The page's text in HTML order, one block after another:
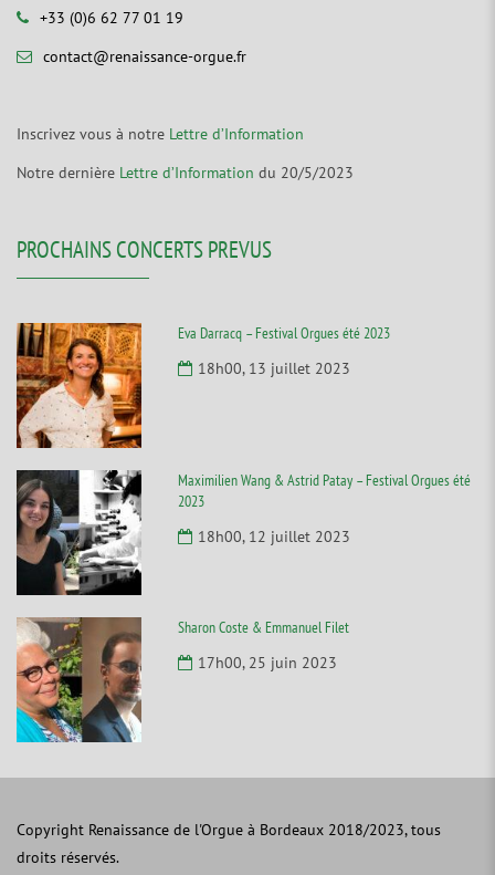
+33 (0)6 62 77 01 19
contact@renaissance-orgue.fr
Inscrivez vous à notre Lettre d’Information
Notre dernière Lettre d’Information du 20/5/2023
PROCHAINS CONCERTS PREVUS
Eva Darracq – Festival Orgues été 2023
18h00, 13 juillet 2023
Maximilien Wang & Astrid Patay – Festival Orgues été
2023
18h00, 12 juillet 2023
Sharon Coste & Emmanuel Filet
17h00, 25 juin 2023
Copyright Renaissance de l'Orgue à Bordeaux 2018/2023, tous
droits réservés.